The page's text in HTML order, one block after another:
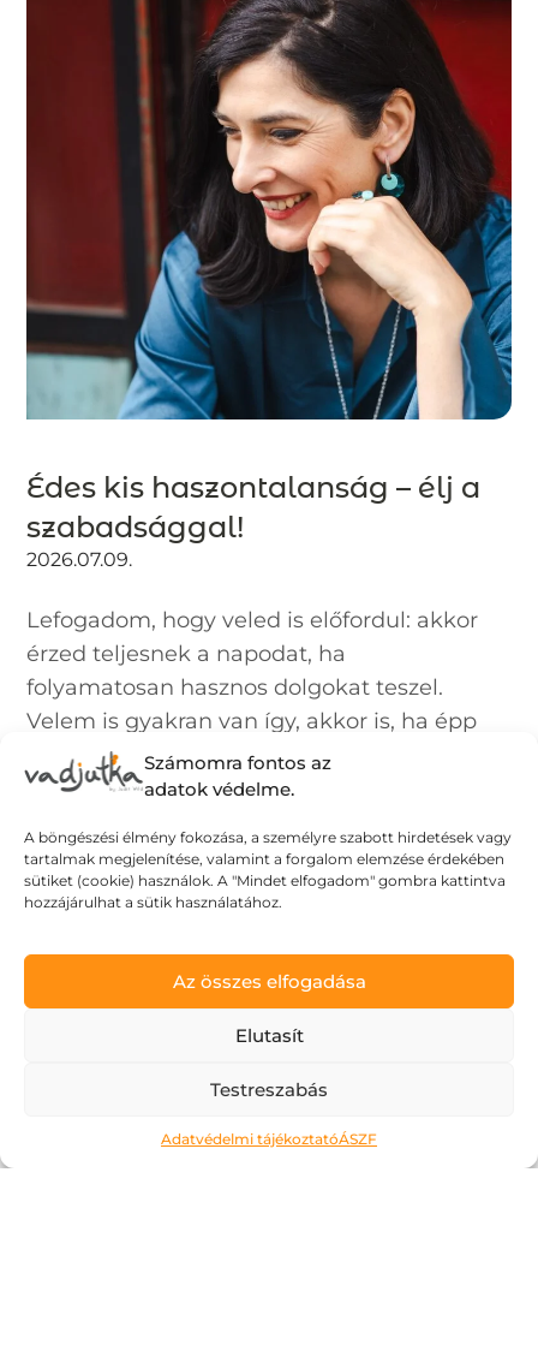
Számomra fontos az
adatok védelme.
A böngészési élmény fokozása, a személyre szabott hirdetések vagy
tartalmak megjelenítése, valamint a forgalom elemzése érdekében
sütiket (cookie) használok. A "Mindet elfogadom" gombra kattintva
hozzájárulhat a sütik használatához.
Az összes elfogadása
Elutasít
Testreszabás
Adatvédelmi tájékoztatóÁSZF
Édes kis haszontalanság – élj a
szabadsággal!
2026.07.09.
Lefogadom, hogy veled is előfordul: akkor
érzed teljesnek a napodat, ha
folyamatosan hasznos dolgokat teszel.
Velem is gyakran van így, akkor is, ha épp
szabadságomat töltöm. Pedig ha mindig
csinálok valamit, akkor soha nem lesz...